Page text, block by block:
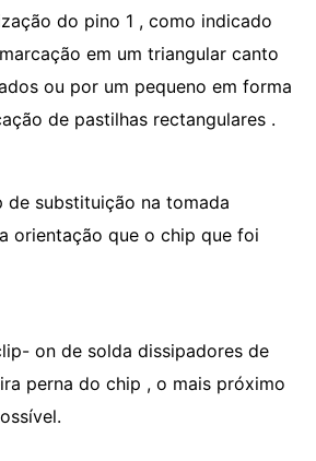
do pino 1 , como indicado
em um triangular canto
ou por um pequeno em forma
de pastilhas rectangulares .
de substituição na tomada
orientação que o chip que foi
on de solda dissipadores de
perna do chip , o mais próximo